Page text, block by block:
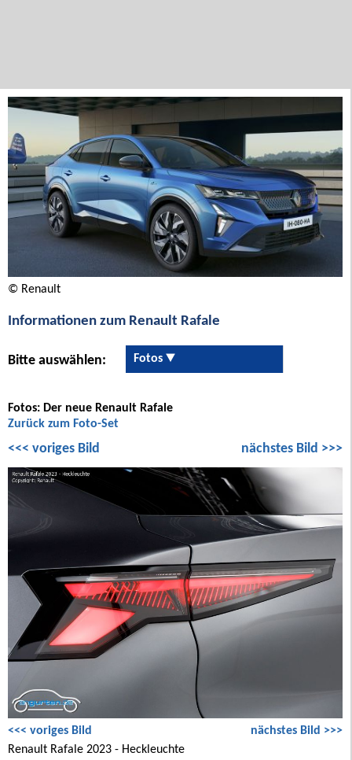
© Renault
Informationen zum Renault Rafale
Bitte auswählen: Fotos
Fotos: Der neue Renault Rafale
Zurück zum Foto-Set
<<< voriges Bild nächstes Bild >>>
<<< voriges Bild
nächstes Bild >>>
Renault Rafale 2023 - Heckleuchte